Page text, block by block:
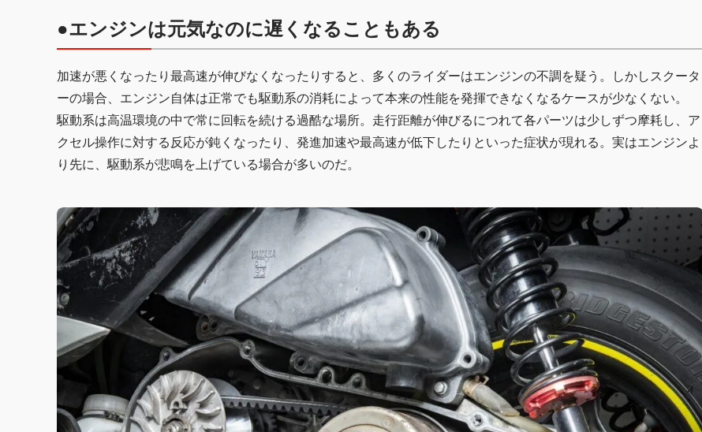
●エンジンは元気なのに遅くなることもある
加速が悪くなったり最高速が伸びなくなったりすると、多くのライダーはエンジンの不調を疑う。しかしスクータ
ーの場合、エンジン自体は正常でも駆動系の消耗によって本来の性能を発揮できなくなるケースが少なくない。
駆動系は高温環境の中で常に回転を続ける過酷な場所。走行距離が伸びるにつれて各パーツは少しずつ摩耗し、ア
クセル操作に対する反応が鈍くなったり、発進加速や最高速が低下したりといった症状が現れる。実はエンジンよ
り先に、駆動系が悲鳴を上げている場合が多いのだ。